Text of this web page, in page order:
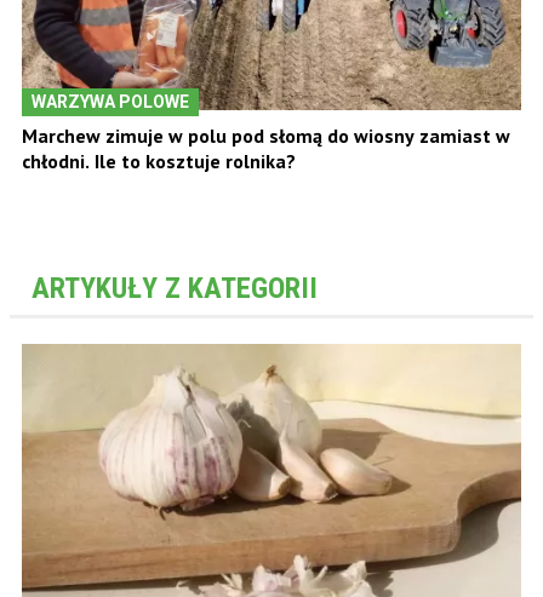
WARZYWA POLOWE
Marchew zimuje w polu pod słomą do wiosny zamiast w
chłodni. Ile to kosztuje rolnika?
ARTYKUŁY Z KATEGORII